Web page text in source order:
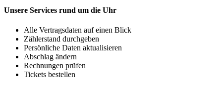
Unsere Services rund um die Uhr
Alle Vertragsdaten auf einen Blick
Zählerstand durchgeben
Persönliche Daten aktualisieren
Abschlag ändern
Rechnungen prüfen
Tickets bestellen